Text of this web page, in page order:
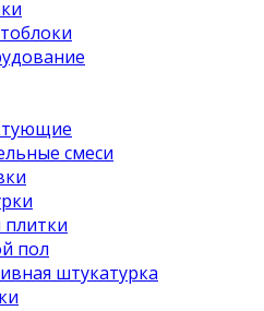
смеси
плитки
пол
штукатурка